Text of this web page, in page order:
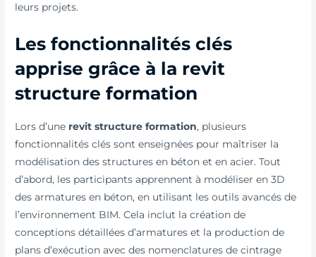
leurs projets.
Les fonctionnalités clés
apprise grâce à la revit
structure formation
Lors d’une revit structure formation, plusieurs
fonctionnalités clés sont enseignées pour maîtriser la
modélisation des structures en béton et en acier. Tout
d’abord, les participants apprennent à modéliser en 3D
des armatures en béton, en utilisant les outils avancés de
l’environnement BIM. Cela inclut la création de
conceptions détaillées d’armatures et la production de
plans d’exécution avec des nomenclatures de cintrage